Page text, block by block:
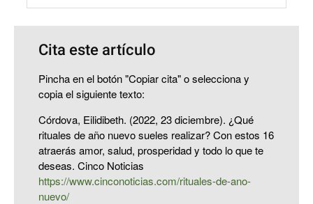
Cita este artículo
Pincha en el botón "Copiar cita" o selecciona y
copia el siguiente texto:
Córdova, Eilidibeth. (2022, 23 diciembre). ¿Qué
rituales de año nuevo sueles realizar? Con estos 16
atraerás amor, salud, prosperidad y todo lo que te
deseas. Cinco Noticias
https://www.cinconoticias.com/rituales-de-ano-
nuevo/